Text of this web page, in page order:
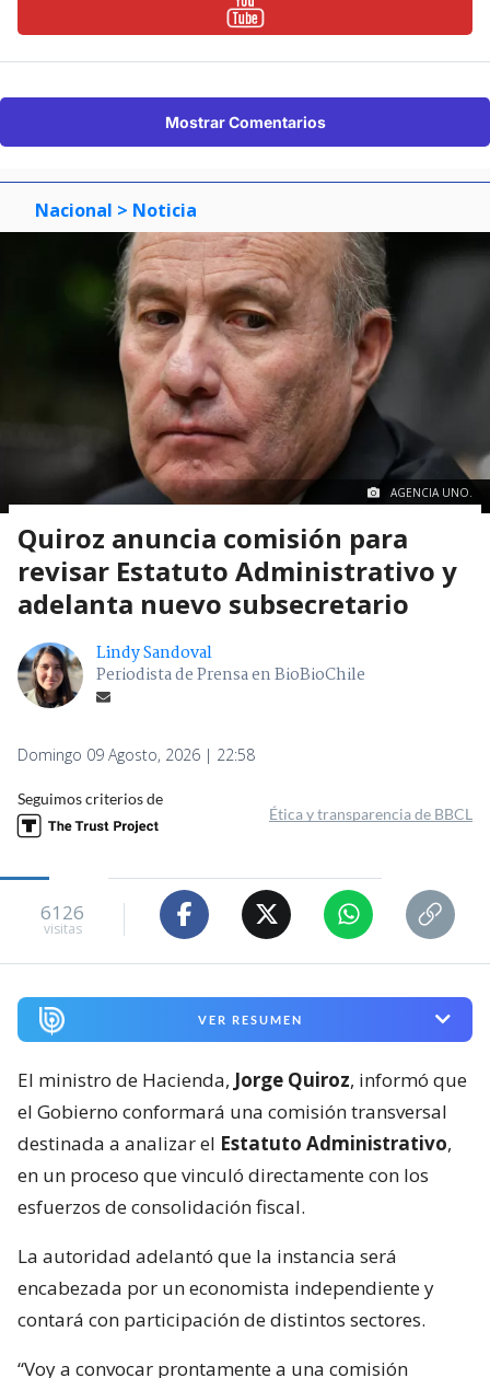
Mostrar Comentarios
Nacional > Noticia
AGENCIA UNO.
Quiroz anuncia comisión para
revisar Estatuto Administrativo y
adelanta nuevo subsecretario
Lindy Sandoval
Periodista de Prensa en BioBioChile
Domingo 09 Agosto, 2026 | 22:58
Seguimos criterios de
Ética y transparencia de BBCL
6126
visitas
VER RESUMEN
El ministro de Hacienda, Jorge Quiroz, informó que
el Gobierno conformará una comisión transversal
destinada a analizar el Estatuto Administrativo,
en un proceso que vinculó directamente con los
esfuerzos de consolidación fiscal.
La autoridad adelantó que la instancia será
encabezada por un economista independiente y
contará con participación de distintos sectores.
“Voy a convocar prontamente a una comisión